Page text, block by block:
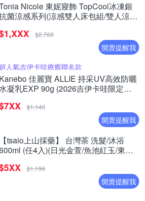
Nicole 東妮寢飾 TopCool冰凍銀
菌涼感系列(涼感雙人床包組/雙人涼感
$2,760
開賣提醒我
超人氣吉伊卡哇療癒聯名款
Kanebo 佳麗寶 ALLIE 持采UV高效防曬
凝乳EXP 90g (2026吉伊卡哇限定包
$1,140
開賣提醒我
【tsaio上山採藥】 台灣茶 洗髮/沐浴
(任4入)(日光金萱/魚池紅玉/東方
龍茶)
$1,196
開賣提醒我